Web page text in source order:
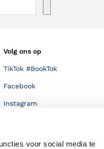
voor social media te
Volg ons op
TikTok #BookTok
Facebook
Instagram